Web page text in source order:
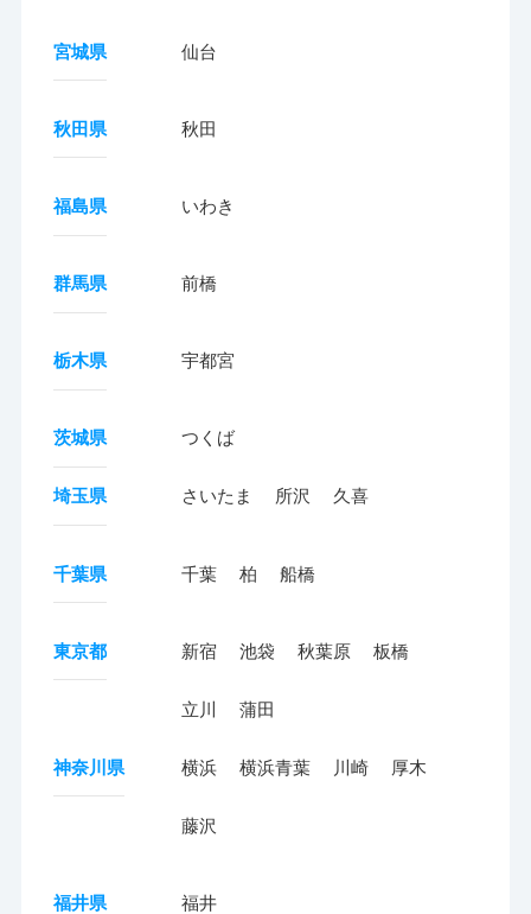
宮城県 仙台
秋田県 秋田
福島県 いわき
群馬県 前橋
栃木県 宇都宮
茨城県 つくば
埼玉県 さいたま 所沢 久喜
千葉県 千葉 柏 船橋
東京都 新宿 池袋 秋葉原 板橋
立川 蒲田
神奈川県 横浜 横浜青葉 川崎 厚木
藤沢
福井県 福井